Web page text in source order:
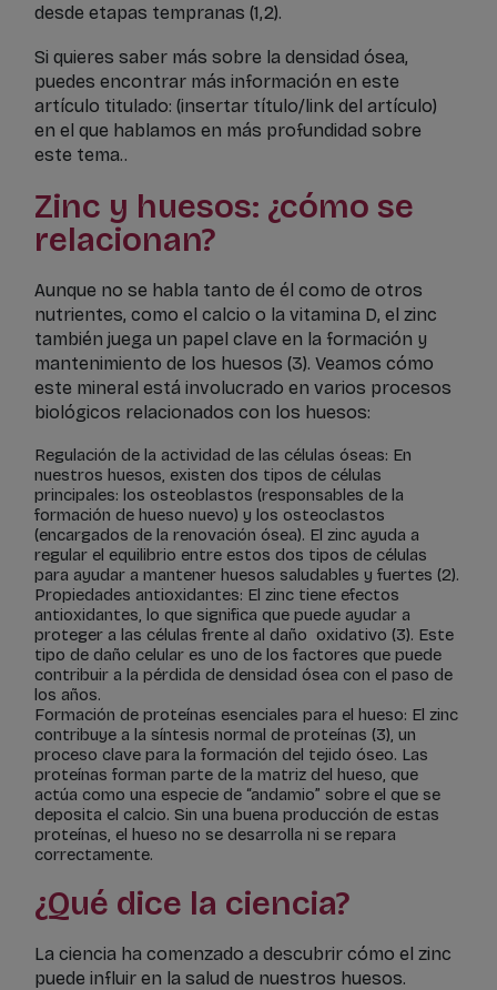
desde etapas tempranas (1,2).
Si quieres saber más sobre la densidad ósea,
puedes encontrar más información en este
artículo titulado: (insertar título/link del artículo)
en el que hablamos en más profundidad sobre
este tema..
Zinc y huesos: ¿cómo se
relacionan?
Aunque no se habla tanto de él como de otros
nutrientes, como el calcio o la vitamina D, el zinc
también juega un papel clave en la formación y
mantenimiento de los huesos (3). Veamos cómo
este mineral está involucrado en varios procesos
biológicos relacionados con los huesos:
Regulación de la actividad de las células óseas: En
nuestros huesos, existen dos tipos de células
principales: los osteoblastos (responsables de la
formación de hueso nuevo) y los osteoclastos
(encargados de la renovación ósea). El zinc ayuda a
regular el equilibrio entre estos dos tipos de células
para ayudar a mantener huesos saludables y fuertes (2).
Propiedades antioxidantes: El zinc tiene efectos
antioxidantes, lo que significa que puede ayudar a
proteger a las células frente al daño oxidativo (3). Este
tipo de daño celular es uno de los factores que puede
contribuir a la pérdida de densidad ósea con el paso de
los años.
Formación de proteínas esenciales para el hueso: El zinc
contribuye a la síntesis normal de proteínas (3), un
proceso clave para la formación del tejido óseo. Las
proteínas forman parte de la matriz del hueso, que
actúa como una especie de “andamio” sobre el que se
deposita el calcio. Sin una buena producción de estas
proteínas, el hueso no se desarrolla ni se repara
correctamente.
¿Qué dice la ciencia?
La ciencia ha comenzado a descubrir cómo el zinc
puede influir en la salud de nuestros huesos.